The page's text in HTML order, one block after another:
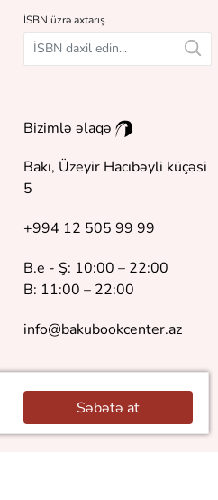
Səbətə at
İSBN üzrə axtarış
Bizimlə əlaqə
Bakı, Üzeyir Hacıbəyli küçəsi
5
+994 12 505 99 99
B.e - Ş: 10:00 – 22:00
B: 11:00 – 22:00
info@bakubookcenter.az